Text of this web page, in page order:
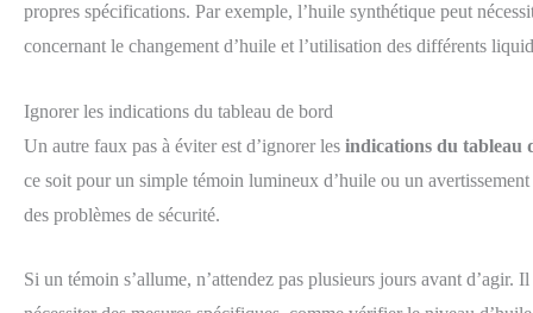
propres spécifications. Par exemple, l’huile synthétique peut
concernant le changement d’huile et l’utilisation des différents
Ignorer les indications du tableau de bord
Un autre faux pas à éviter est d’ignorer les indications du tableau
ce soit pour un simple témoin lumineux d’huile ou un
des problèmes de sécurité.
Si un témoin s’allume, n’attendez pas plusieurs jours avant